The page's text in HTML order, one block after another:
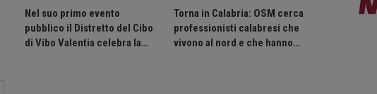
Nel suo primo evento
pubblico il Distretto del Cibo
di Vibo Valentia celebra la…
Torna in Calabria: OSM cerca
professionisti calabresi che
vivono al nord e che hanno…